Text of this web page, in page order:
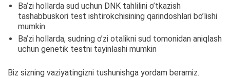
Ba’zi hollarda sud uchun DNK tahlilini o’tkazish
tashabbuskori test ishtirokchisining qarindoshlari bo’lishi
mumkin
Ba’zi hollarda, sudning o’zi otalikni sud tomonidan aniqlash
uchun genetik testni tayinlashi mumkin
Biz sizning vaziyatingizni tushunishga yordam beramiz.